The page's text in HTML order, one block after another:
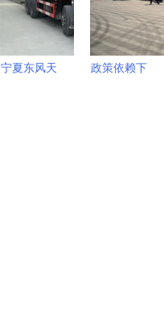
的移动旅居
生活新篇章
宁夏东风天
政策依赖下